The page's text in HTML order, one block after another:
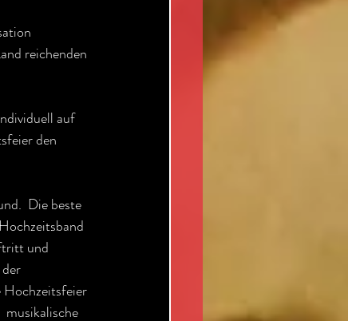
reichenden
auf
den
Die beste
und
Hochzeitsfeier
musikalische